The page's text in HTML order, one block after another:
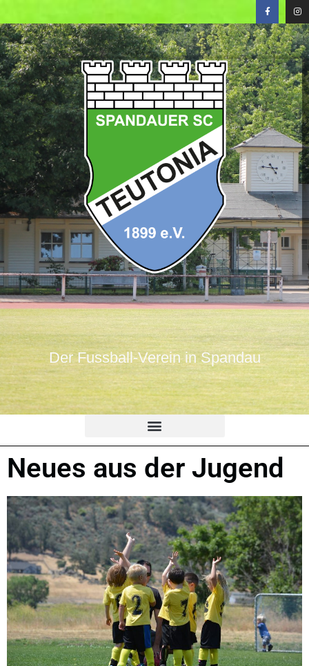
Der Fussball-Verein in Spandau
Neues aus der Jugend